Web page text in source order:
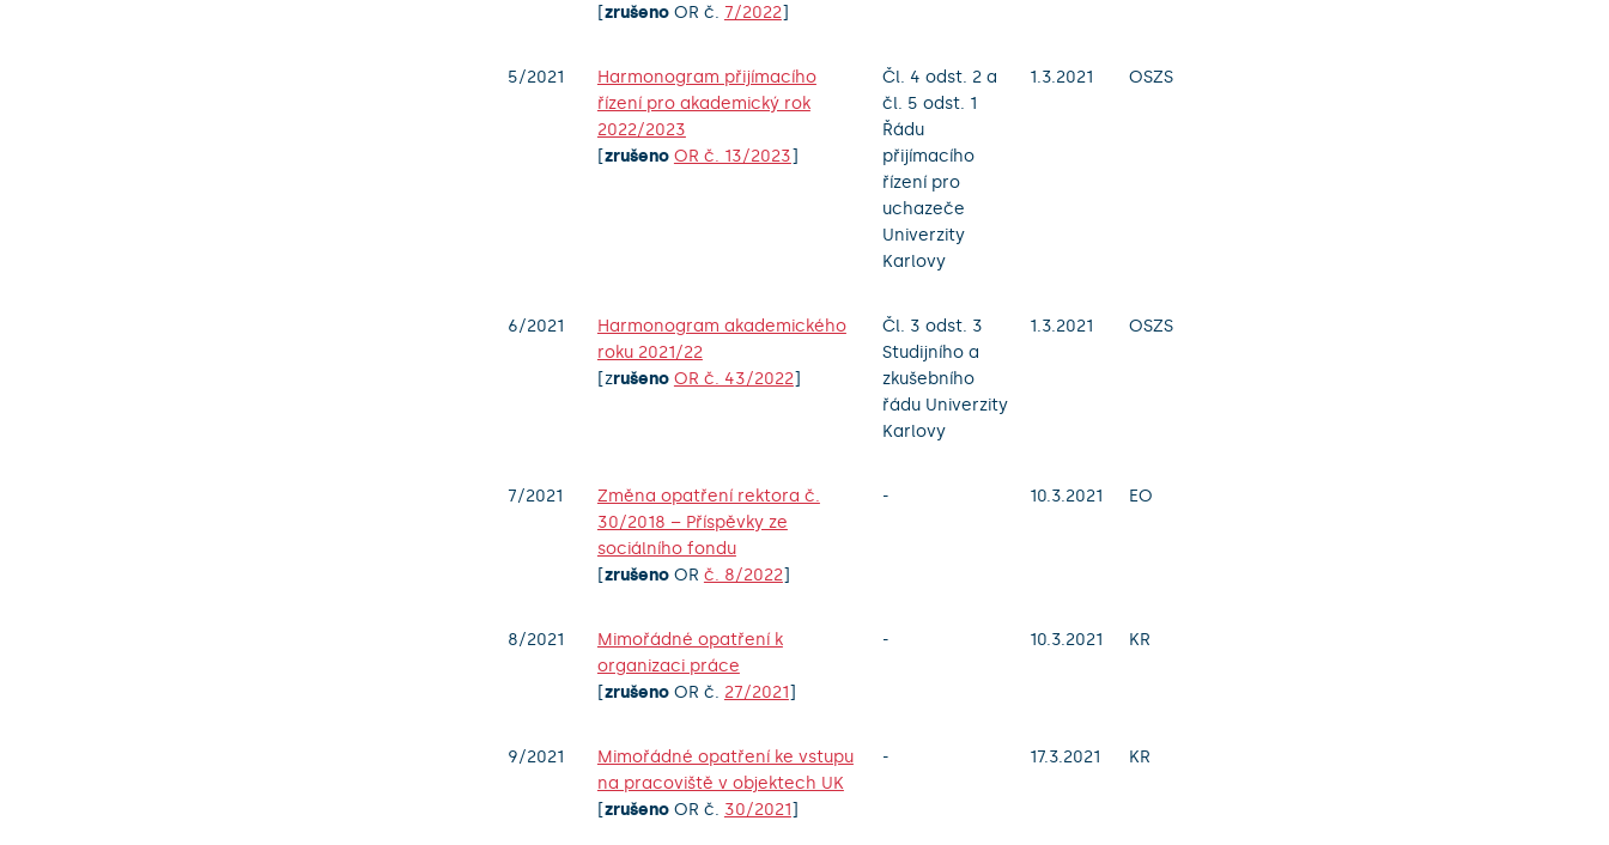
[zrušenoOR č. 7/2022]
5/2021
Harmonogram přijímacího
řízení pro akademický rok
2022/2023
[zrušeno OR č. 13/2023]
Čl. 4 odst. 2 a
čl. 5 odst. 1
Řádu
přijímacího
řízení pro
uchazeče
Univerzity
Karlovy
1.3.2021 OSZS
6/2021
Harmonogram akademického
roku 2021/22
[zrušeno OR č. 43/2022]
Čl. 3 odst. 3
Studijního a
zkušebního
řádu Univerzity
Karlovy
1.3.2021 OSZS
7/2021
Změna opatření rektora č.
30/2018 – Příspěvky ze
sociálního fondu
[zrušeno OR č. 8/2022]
- 10.3.2021 EO
8/2021
Mimořádné opatření k
organizaci práce
[zrušenoOR č. 27/2021]
- 10.3.2021 KR
9/2021
Mimořádné opatření ke vstupu
na pracoviště v objektech UK
[zrušenoOR č. 30/2021]
- 17.3.2021 KR